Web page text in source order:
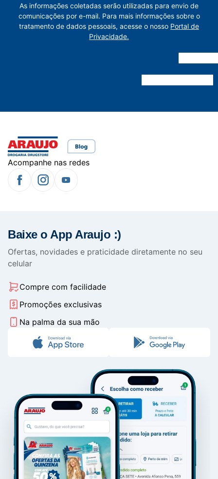
As informações coletadas serão utilizadas para envio de
comunicações por e-mail. Para mais informações sobre o
tratamento de dados pessoais, acesse o nosso Portal de
Privacidade.
Acompanhe nas redes
Baixe o App Araujo :)
Ofertas, novidades e praticidade diretamente no seu
celular
Compre com facilidade
Promoções exclusivas
Na palma da sua mão